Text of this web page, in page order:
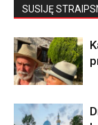
SUSIJĘ